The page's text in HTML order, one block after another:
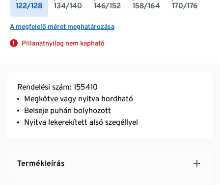
122/128 134/140 146/152 158/164 170/176
A megfelelő méret meghatározása
Pillanatnyilag nem kapható
Rendelési szám: 155410
Megkötve vagy nyitva hordható
Belseje puhán bolyhozott
Nyitva lekerekített alsó szegéllyel
Termékleírás